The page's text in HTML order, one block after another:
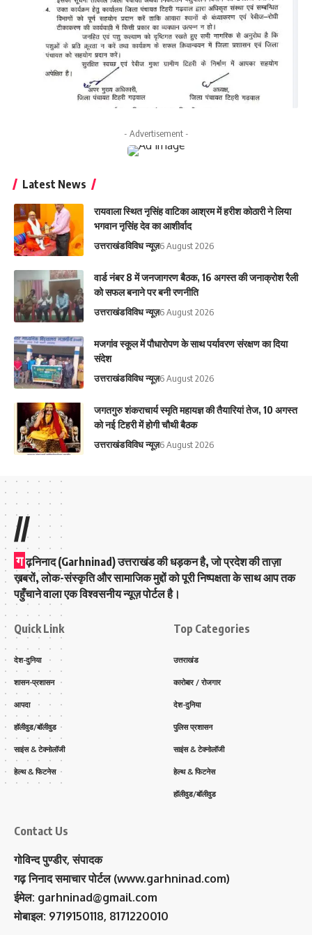
- Advertisement -
Latest News
रायवाला स्थित नृसिंह वाटिका आश्रम में हरीश कोठारी ने लिया
भगवान नृसिंह देव का आशीर्वाद
उत्तराखंडविविध न्यूज़6 August 2026
वार्ड नंबर 8 में जनजागरण बैठक, 16 अगस्त की जनाक्रोश रैली
को सफल बनाने पर बनी रणनीति
उत्तराखंडविविध न्यूज़6 August 2026
मजगांव स्कूल में पौधारोपण के साथ पर्यावरण संरक्षण का दिया
संदेश
उत्तराखंडविविध न्यूज़6 August 2026
जगतगुरु शंकराचार्य स्मृति महायज्ञ की तैयारियां तेज, 10 अगस्त
को नई टिहरी में होगी चौथी बैठक
उत्तराखंडविविध न्यूज़6 August 2026
//
ग ढ़निनाद (Garhninad) उत्तराखंड की धड़कन है, जो प्रदेश की ताज़ा
ख़बरों, लोक-संस्कृति और सामाजिक मुद्दों को पूरी निष्पक्षता के साथ आप तक
पहुँचाने वाला एक विश्वसनीय न्यूज़ पोर्टल है।
Quick Link
देश-दुनिया
शासन-प्रशासन
आपदा
हॉलीवुड/बॉलीवुड
साइंस & टेक्नोलॉजी
हेल्थ & फिटनेस
Top Categories
उत्तराखंड
कारोबार / रोजगार
देश-दुनिया
पुलिस प्रशासन
साइंस & टेक्नोलॉजी
हेल्थ & फिटनेस
हॉलीवुड/बॉलीवुड
Contact Us
गोविन्द पुण्डीर, संपादक
गढ़ निनाद समाचार पोर्टल (www.garhninad.com)
ईमेल: garhninad@gmail.com
मोबाइल: 9719150118, 8171220010